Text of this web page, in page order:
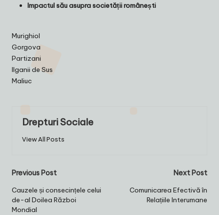
Impactul său asupra societății românești
Murighiol
Gorgova
Partizani
Ilganii de Sus
Maliuc
Drepturi Sociale
View All Posts
Post
navigation
Previous Post
Cauzele și consecințele celui
de-al Doilea Război
Mondial
Next Post
Comunicarea Efectivă în
Relațiile Interumane